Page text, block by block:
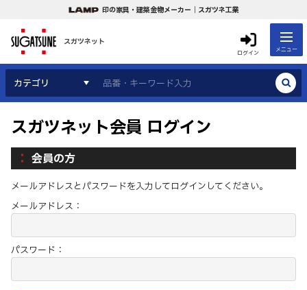
印の家具・建築金物メーカー｜スガツネ工業
スガツネット
ログイン メニュー
カテゴリ
スガツネット会員 ログイン
会員の方
メールアドレスとパスワードを入力してログインしてください。
メールアドレス：
パスワード：